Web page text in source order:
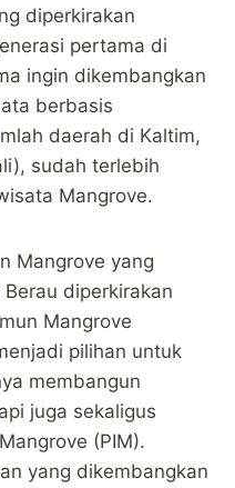
diperkirakan
pertama di
ingin dikembangkan
berbasis
daerah di Kaltim,
sudah terlebih
Mangrove.
Mangrove yang
diperkirakan
Mangrove
pilihan untuk
membangun
juga sekaligus
(PIM).
yang dikembangkan